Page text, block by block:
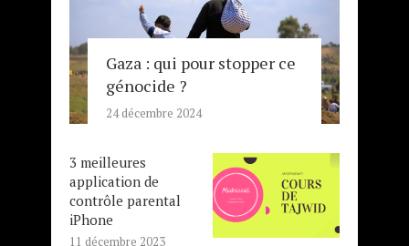
Gaza : qui pour stopper ce
génocide ?
24 décembre 2024
3 meilleures
application de
contrôle parental
iPhone
11 décembre 2023